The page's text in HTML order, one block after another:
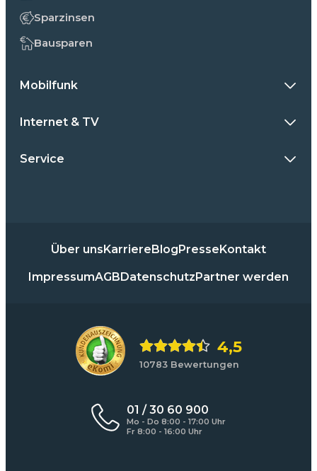
Sparzinsen
Bausparen
Mobilfunk
Internet & TV
Service
Über unsKarriereBlogPresseKontakt
ImpressumAGBDatenschutzPartner werden
4,5
10783 Bewertungen
01 / 30 60 900
Mo - Do 8:00 - 17:00 Uhr
Fr 8:00 - 16:00 Uhr